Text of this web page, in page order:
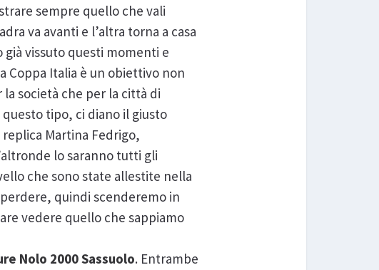
sempre quello che vali
va avanti e l’altra torna a casa
già vissuto questi momenti e
Coppa Italia è un obiettivo non
società che per la città di
tipo, ci diano il giusto
Martina Fedrigo,
lo saranno tutti gli
che sono state allestite nella
quindi scenderemo in
vedere quello che sappiamo
Nolo 2000 Sassuolo. Entrambe